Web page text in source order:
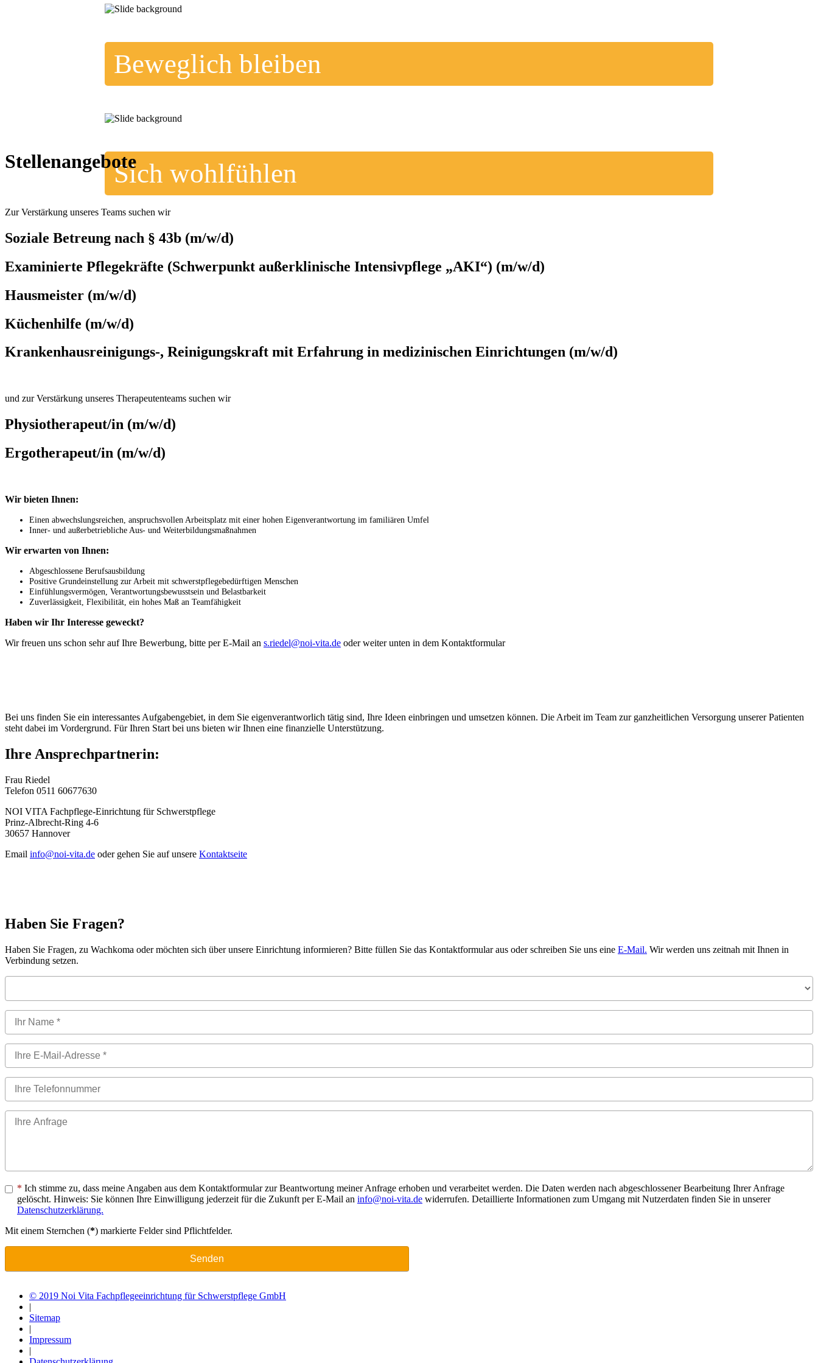
Beweglich bleiben
Sich wohlfühlen
Stellenangebote
Zur Verstärkung unseres Teams suchen wir
Soziale Betreung nach § 43b (m/w/d)
Examinierte Pflegekräfte (Schwerpunkt außerklinische Intensivpflege „AKI“) (m/w/d)
Hausmeister (m/w/d)
Küchenhilfe (m/w/d)
Krankenhausreinigungs-, Reinigungskraft mit Erfahrung in medizinischen Einrichtungen (m/w/d)
und zur Verstärkung unseres Therapeutenteams suchen wir
Physiotherapeut/in (m/w/d)
Ergotherapeut/in (m/w/d)
Wir bieten Ihnen:
Einen abwechslungsreichen, anspruchsvollen Arbeitsplatz mit einer hohen Eigenverantwortung im familiären Umfel
Inner- und außerbetriebliche Aus- und Weiterbildungsmaßnahmen
Wir erwarten von Ihnen:
Abgeschlossene Berufsausbildung
Positive Grundeinstellung zur Arbeit mit schwerstpflegebedürftigen Menschen
Einfühlungsvermögen, Verantwortungsbewusstsein und Belastbarkeit
Zuverlässigkeit, Flexibilität, ein hohes Maß an Teamfähigkeit
Haben wir Ihr Interesse geweckt?
Wir freuen uns schon sehr auf Ihre Bewerbung, bitte per E-Mail an s.riedel@noi-vita.de oder weiter unten in dem Kontaktformular
Bei uns finden Sie ein interessantes Aufgabengebiet, in dem Sie eigenverantworlich tätig sind, Ihre Ideen einbringen und umsetzen können. Die Arbeit im Team zur ganzheitlichen Versorgung unserer Patienten
steht dabei im Vordergrund. Für Ihren Start bei uns bieten wir Ihnen eine finanzielle Unterstützung.
Ihre Ansprechpartnerin:
Frau Riedel
Telefon 0511 60677630
NOI VITA Fachpflege-Einrichtung für Schwerstpflege
Prinz-Albrecht-Ring 4-6
30657 Hannover
Email info@noi-vita.de oder gehen Sie auf unsere Kontaktseite
Haben Sie Fragen?
Haben Sie Fragen, zu Wachkoma oder möchten sich über unsere Einrichtung informieren? Bitte füllen Sie das Kontaktformular aus oder schreiben Sie uns eine E-Mail. Wir werden uns zeitnah mit Ihnen in
Verbindung setzen.
Ich stimme zu, dass meine Angaben aus dem Kontaktformular zur Beantwortung meiner Anfrage erhoben und verarbeitet werden. Die Daten werden nach abgeschlossener Bearbeitung Ihrer Anfrage
gelöscht. Hinweis: Sie können Ihre Einwilligung jederzeit für die Zukunft per E-Mail an info@noi-vita.de widerrufen. Detaillierte Informationen zum Umgang mit Nutzerdaten finden Sie in unserer
Datenschutzerklärung.
Mit einem Sternchen (*) markierte Felder sind Pflichtfelder.
Senden
© 2019 Noi Vita Fachpflegeeinrichtung für Schwerstpflege GmbH
|
Sitemap
|
Impressum
|